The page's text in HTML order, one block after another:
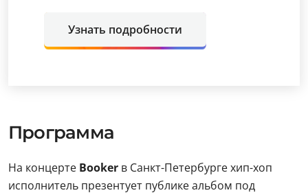
Узнать подробности
Программа
На концерте Booker в Санкт-Петербурге хип-хоп
исполнитель презентует публике альбом под